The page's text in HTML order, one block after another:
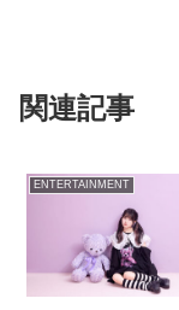
関連記事
ENTERTAINMENT